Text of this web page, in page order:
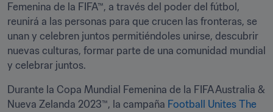
Femenina de la FIFA™, a través del poder del fútbol,
reunirá a las personas para que crucen las fronteras, se
unan y celebren juntos permitiéndoles unirse, descubrir
nuevas culturas, formar parte de una comunidad mundial
y celebrar juntos.
Durante la Copa Mundial Femenina de la FIFA Australia &
Nueva Zelanda 2023™, la campaña Football Unites The